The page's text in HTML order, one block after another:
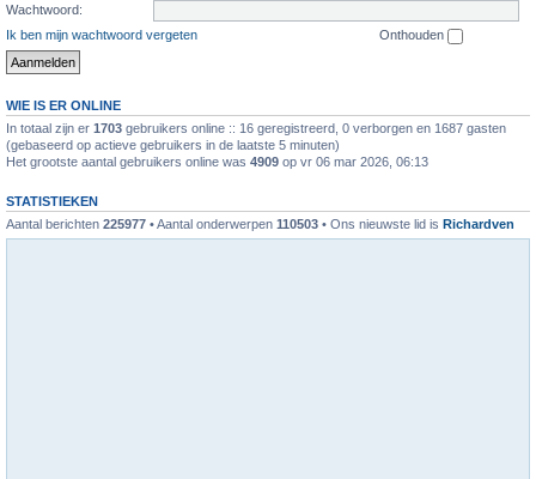
Wachtwoord:
Ik ben mijn wachtwoord vergeten
Onthouden
WIE IS ER ONLINE
In totaal zijn er 1703 gebruikers online :: 16 geregistreerd, 0 verborgen en 1687 gasten
(gebaseerd op actieve gebruikers in de laatste 5 minuten)
Het grootste aantal gebruikers online was 4909 op vr 06 mar 2026, 06:13
STATISTIEKEN
Aantal berichten 225977 • Aantal onderwerpen 110503 • Ons nieuwste lid is Richardven